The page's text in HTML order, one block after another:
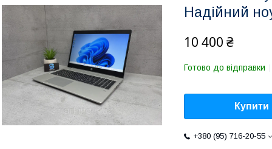
Надійний
10 400 ₴
Готово до відправки
Купити
+380 (95) 716-20-55